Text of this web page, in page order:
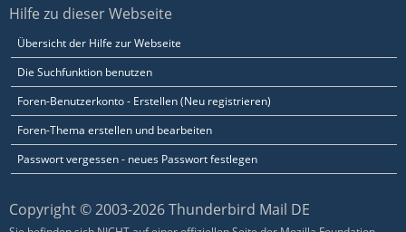
Hilfe zu dieser Webseite
Übersicht der Hilfe zur Webseite
Die Suchfunktion benutzen
Foren-Benutzerkonto - Erstellen (Neu registrieren)
Foren-Thema erstellen und bearbeiten
Passwort vergessen - neues Passwort festlegen
Copyright © 2003-2026 Thunderbird Mail DE